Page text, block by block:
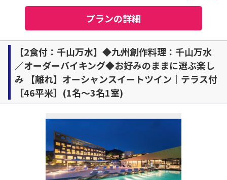
プランの詳細
【2食付：千山万水】◆九州創作料理：千山万水
／オーダーバイキング◆お好みのままに選ぶ楽し
み 【離れ】オーシャンスイートツイン｜テラス付
［46平米］(1名～3名1室)